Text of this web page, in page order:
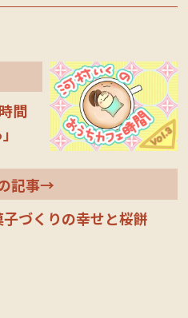
間
記事→
子づくりの幸せと桜餅